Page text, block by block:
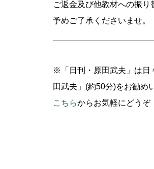
ご返金及び他教材への振り
予めご了承くださいませ。
※「日刊・原田武夫」は日
田武夫」(約50分)をお勧め
こちらからお気軽にどうぞ